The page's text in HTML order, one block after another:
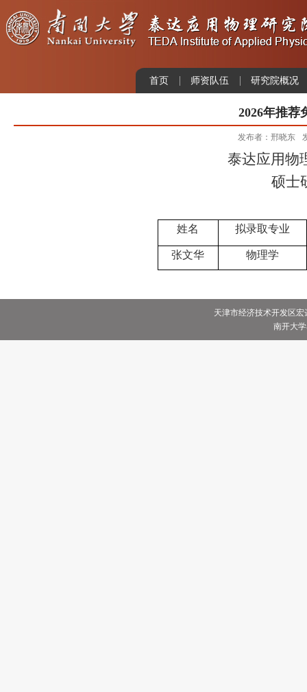
首页 师资队伍 研究院概况
2026年推荐
发布者：邢晓东
泰达应用物
硕士
姓名 拟录取专业
张文华 物理学
天津市经济技术开发区宏
南开大